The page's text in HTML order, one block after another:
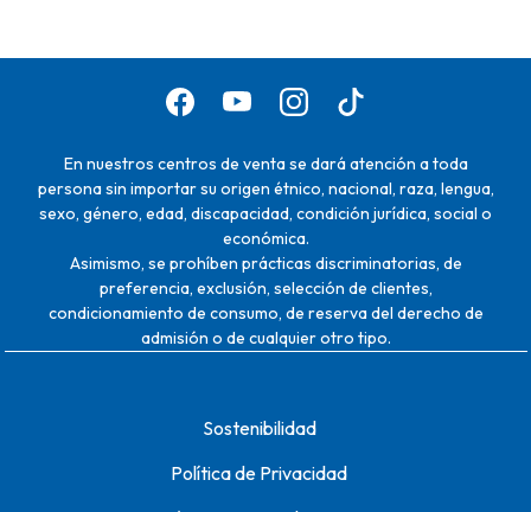
En nuestros centros de venta se dará atención a toda
persona sin importar su origen étnico, nacional, raza, lengua,
sexo, género, edad, discapacidad, condición jurídica, social o
económica.
Asimismo, se prohíben prácticas discriminatorias, de
preferencia, exclusión, selección de clientes,
condicionamiento de consumo, de reserva del derecho de
admisión o de cualquier otro tipo.
Sostenibilidad
Política de Privacidad